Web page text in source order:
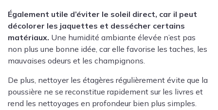
Également utile d’éviter le soleil direct, car il peut
décolorer les jaquettes et dessécher certains
matériaux. Une humidité ambiante élevée n’est pas
non plus une bonne idée, car elle favorise les taches, les
mauvaises odeurs et les champignons.
De plus, nettoyer les étagères régulièrement évite que la
poussière ne se reconstitue rapidement sur les livres et
rend les nettoyages en profondeur bien plus simples.